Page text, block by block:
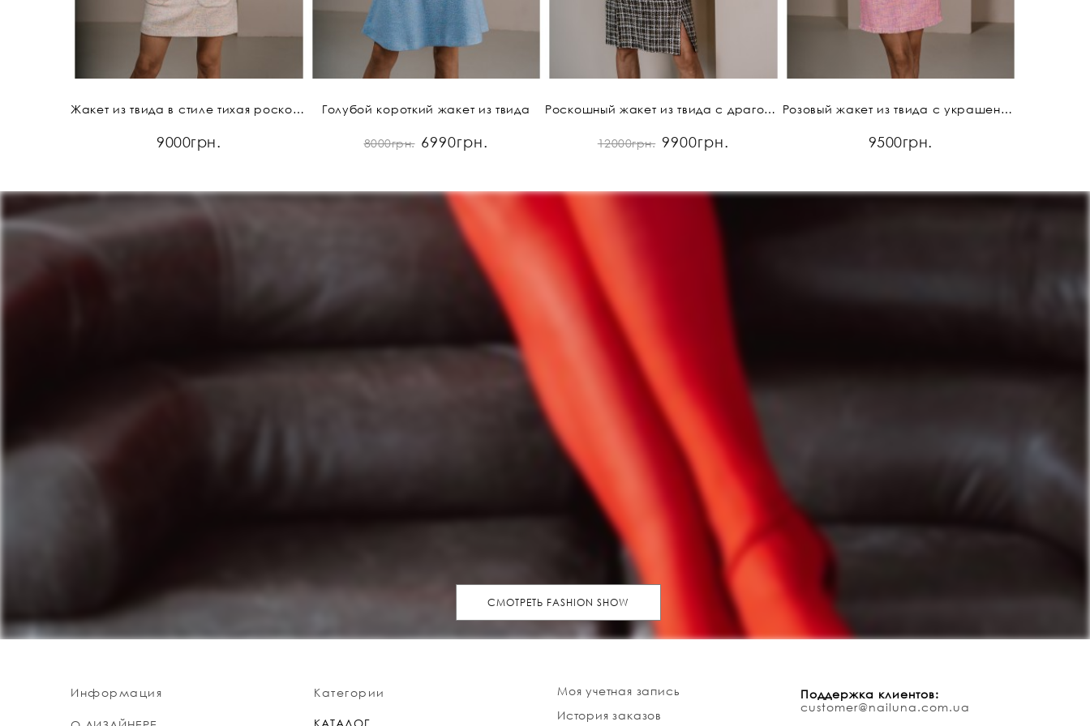
Жакет из твида в стиле тихая роскошь
9000грн.
Голубой короткий жакет из твида
8000грн. 6990грн.
Роскошный жакет из твида с драгоценной отделкой
12000грн. 9900грн.
Розовый жакет из твида с украшением из жемчуга
9500грн.
СМОТРЕТЬ FASHION SHOW
Информация
Категории
Моя учетная запись
История заказов
Поддержка клиентов:
customer@nailuna.com.ua